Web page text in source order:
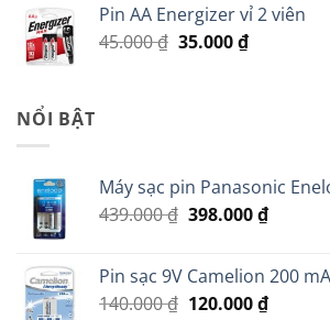
70.000 ₫.là:
60.000 ₫.
Pin AA Energizer vỉ 2 viên
45.000₫ Giá
35.000₫Giá
NỔI BẬT
Máy sạc pin Panasonic
439.000₫ Giá
439.000 ₫.
398.000₫Giá
là:
398.000
Pin sạc 9V Camelion 200
140.000₫ Giá
120.000₫Giá